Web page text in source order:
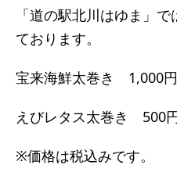
「道の駅北川はゆま」
ております。
宝来海鮮太巻き 1,000円
えびレタス太巻き 500
※価格は税込みです。